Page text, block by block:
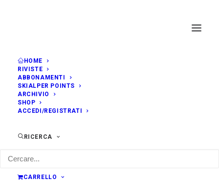
HOME
RIVISTE
ABBONAMENTI
SKIALPER POINTS
ARCHIVIO
SHOP
ACCEDI/REGISTRATI
RICERCA
CARRELLO